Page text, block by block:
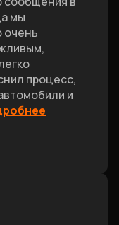
мы
очень
процесс,
и